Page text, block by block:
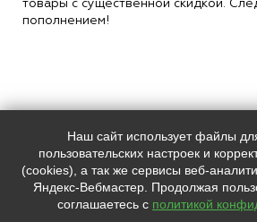
товары с существенной скидкой.
пополнением!
Наш адрес:
Индекс, Санкт-Петербург,
Лиговский пр. 228
Мы в социальных сетях:
Наш сайт использует файлы
пользовательских настроек и
(cookies), а так же сервисы веб-
Яндекс-Вебмастер. Продолжая
соглашаетесь с политикой